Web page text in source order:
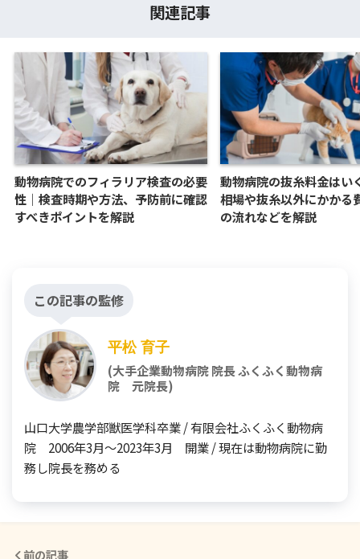
関連記事
動物病院でのフィラリア検査の必要
性｜検査時期や方法、予防前に確認
すべきポイントを解説
動物病院の抜糸料金はい
相場や抜糸以外にかかる
の流れなどを解説
この記事の監修
平松 育子
(大手企業動物病院 院長 ふくふく動物病
院 元院長)
山口大学農学部獣医学科卒業 / 有限会社ふくふく動物病
院 2006年3月～2023年3月 開業 / 現在は動物病院に勤
務し院長を務める
前の記事